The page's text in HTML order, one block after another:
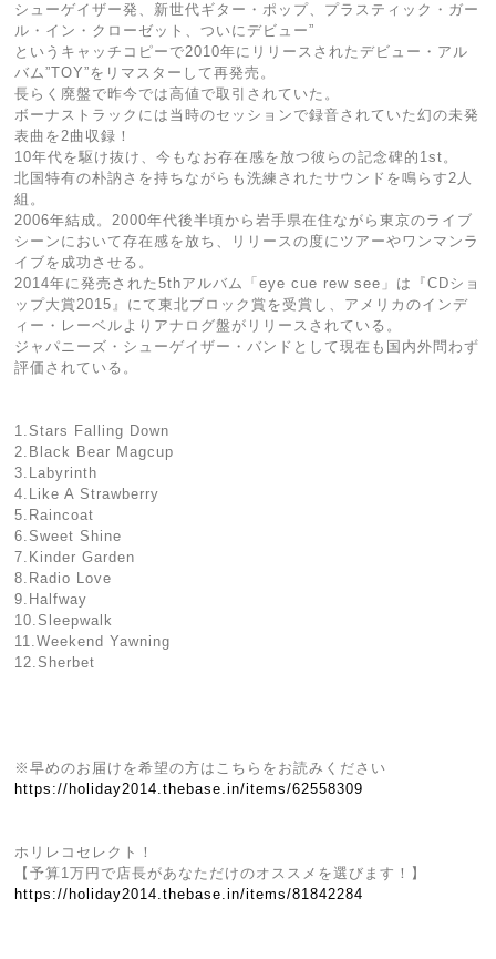
シューゲイザー発、新世代ギター・ポップ、プラスティック・ガー
ル・イン・クローゼット、ついにデビュー”
というキャッチコピーで2010年にリリースされたデビュー・アル
バム”TOY”をリマスターして再発売。
長らく廃盤で昨今では高値で取引されていた。
ボーナストラックには当時のセッションで録音されていた幻の未発
表曲を2曲収録！
10年代を駆け抜け、今もなお存在感を放つ彼らの記念碑的1st。
北国特有の朴訥さを持ちながらも洗練されたサウンドを鳴らす2人
組。
2006年結成。2000年代後半頃から岩手県在住ながら東京のライブ
シーンにおいて存在感を放ち、リリースの度にツアーやワンマンラ
イブを成功させる。
2014年に発売された5thアルバム「eye cue rew see」は『CDショ
ップ大賞2015』にて東北ブロック賞を受賞し、アメリカのインデ
ィー・レーベルよりアナログ盤がリリースされている。
ジャパニーズ・シューゲイザー・バンドとして現在も国内外問わず
評価されている。
1.Stars Falling Down
2.Black Bear Magcup
3.Labyrinth
4.Like A Strawberry
5.Raincoat
6.Sweet Shine
7.Kinder Garden
8.Radio Love
9.Halfway
10.Sleepwalk
11.Weekend Yawning
12.Sherbet
※早めのお届けを希望の方はこちらをお読みください
https://holiday2014.thebase.in/items/62558309
ホリレコセレクト！
【予算1万円で店長があなただけのオススメを選びます！】
https://holiday2014.thebase.in/items/81842284